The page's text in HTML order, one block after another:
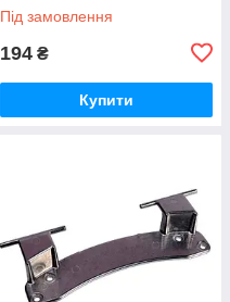
Під замовлення
194 ₴
Купити